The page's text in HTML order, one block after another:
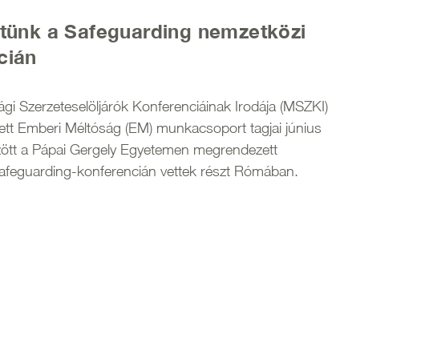
a Safeguarding nemzetközi
Szerzeteselöljárók Konferenciáinak Irodája (MSZKI)
Emberi Méltóság (EM) munkacsoport tagjai június
a Pápai Gergely Egyetemen megrendezett
konferencián vettek részt Rómában.